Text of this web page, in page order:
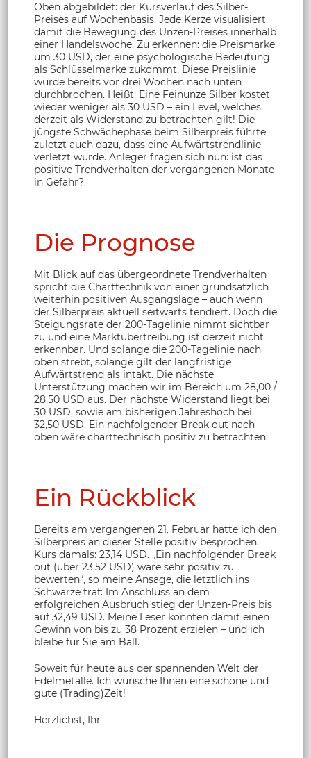
Oben abgebildet: der Kursverlauf des Silber-
Preises auf Wochenbasis. Jede Kerze visualisiert
damit die Bewegung des Unzen-Preises innerhalb
einer Handelswoche. Zu erkennen: die Preismarke
um 30 USD, der eine psychologische Bedeutung
als Schlüsselmarke zukommt. Diese Preislinie
wurde bereits vor drei Wochen nach unten
durchbrochen. Heißt: Eine Feinunze Silber kostet
wieder weniger als 30 USD – ein Level, welches
derzeit als Widerstand zu betrachten gilt! Die
jüngste Schwächephase beim Silberpreis führte
zuletzt auch dazu, dass eine Aufwärtstrendlinie
verletzt wurde. Anleger fragen sich nun: ist das
positive Trendverhalten der vergangenen Monate
in Gefahr?
Die Prognose
Mit Blick auf das übergeordnete Trendverhalten
spricht die Charttechnik von einer grundsätzlich
weiterhin positiven Ausgangslage – auch wenn
der Silberpreis aktuell seitwärts tendiert. Doch die
Steigungsrate der 200-Tagelinie nimmt sichtbar
zu und eine Marktübertreibung ist derzeit nicht
erkennbar. Und solange die 200-Tagelinie nach
oben strebt, solange gilt der langfristige
Aufwärtstrend als intakt. Die nächste
Unterstützung machen wir im Bereich um 28,00 /
28,50 USD aus. Der nächste Widerstand liegt bei
30 USD, sowie am bisherigen Jahreshoch bei
32,50 USD. Ein nachfolgender Break out nach
oben wäre charttechnisch positiv zu betrachten.
Ein Rückblick
Bereits am vergangenen 21. Februar hatte ich den
Silberpreis an dieser Stelle positiv besprochen.
Kurs damals: 23,14 USD. „Ein nachfolgender Break
out (über 23,52 USD) wäre sehr positiv zu
bewerten“, so meine Ansage, die letztlich ins
Schwarze traf: Im Anschluss an dem
erfolgreichen Ausbruch stieg der Unzen-Preis bis
auf 32,49 USD. Meine Leser konnten damit einen
Gewinn von bis zu 38 Prozent erzielen – und ich
bleibe für Sie am Ball.
Soweit für heute aus der spannenden Welt der
Edelmetalle. Ich wünsche Ihnen eine schöne und
gute (Trading)Zeit!
Herzlichst, Ihr